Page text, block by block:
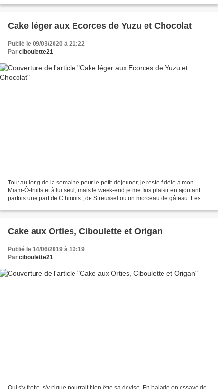
Cake léger aux Ecorces de Yuzu et Chocolat
Publié le 09/03/2020 à 21:22
Par ciboulette21
Tout au long de la semaine pour le petit-déjeuner, je reste fidèle à mon
Miam-Ô-fruits et à lui seul, mais le week-end je me fais plaisir en ajoutant
parfois une part de C hinois , de Streussel ou un morceau de gâteau. Les
Cake aux Orties, Ciboulette et Origan
Publié le 14/06/2019 à 10:19
Par ciboulette21
Qui s'y frotte, s'y pique pourrait bien être sa devise. En balade on essaye de